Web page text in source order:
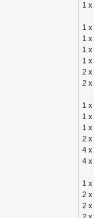
1 x
1 x
1 x
1 x
1 x
2 x
2 x
1 x
1 x
1 x
2 x
4 x
4 x
1 x
2 x
2 x